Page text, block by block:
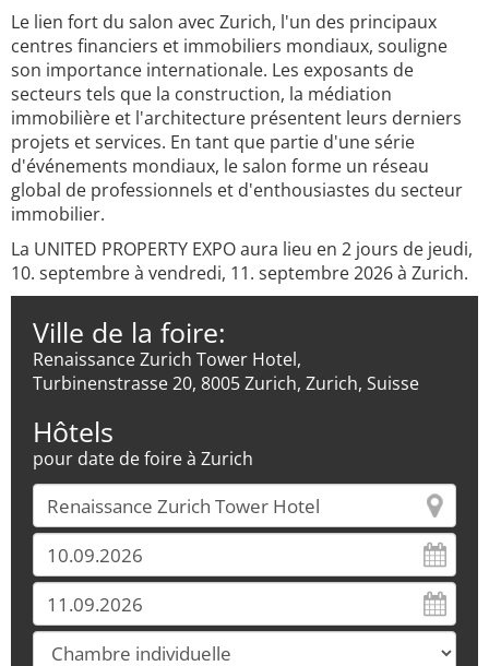
Le lien fort du salon avec Zurich, l'un des principaux
centres financiers et immobiliers mondiaux, souligne
son importance internationale. Les exposants de
secteurs tels que la construction, la médiation
immobilière et l'architecture présentent leurs derniers
projets et services. En tant que partie d'une série
d'événements mondiaux, le salon forme un réseau
global de professionnels et d'enthousiastes du secteur
immobilier.
La UNITED PROPERTY EXPO aura lieu en 2 jours de jeudi,
10. septembre à vendredi, 11. septembre 2026 à Zurich.
Ville de la foire:
Renaissance Zurich Tower Hotel,
Turbinenstrasse 20, 8005 Zurich, Zurich, Suisse
Hôtels
pour date de foire à Zurich